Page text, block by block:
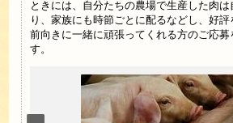
ときには、自分たちの農場で生産した肉
り、家族にも時節ごとに配るなどし、好評
前向きに一緒に頑張ってくれる方のご応募
す。